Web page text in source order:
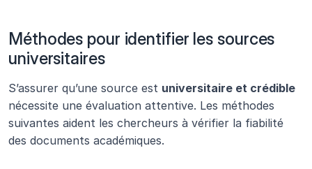
Méthodes pour identifier les sources
universitaires
S’assurer qu’une source est universitaire et crédible
nécessite une évaluation attentive. Les méthodes
suivantes aident les chercheurs à vérifier la fiabilité
des documents académiques.